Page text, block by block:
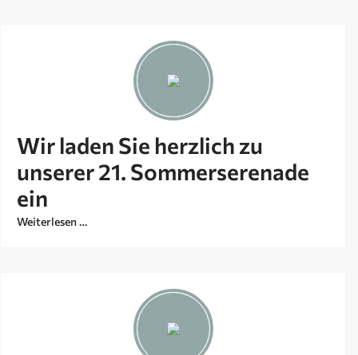
Wir laden Sie herzlich zu
unserer 21. Sommerserenade
ein
Weiterlesen …